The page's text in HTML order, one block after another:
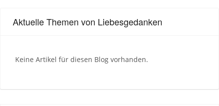
Aktuelle Themen von Liebesgedanken
Keine Artikel für diesen Blog vorhanden.